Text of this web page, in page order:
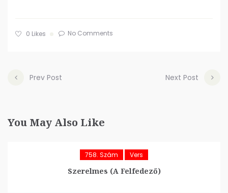
0 Likes No Comments
Prev Post Next Post
You May Also Like
758. Szám Vers
Szerelmes (A Felfedező)